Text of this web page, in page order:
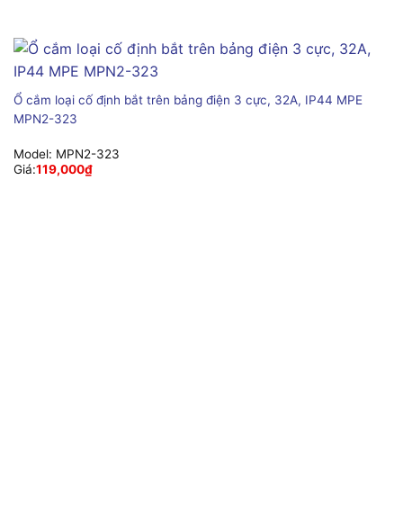
Ổ cắm loại cố định bắt trên bảng điện 3 cực, 32A, IP44 MPE
MPN2-323
Model: MPN2-323
Giá:119,000₫